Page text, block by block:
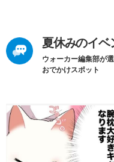
夏休みのイ
ウォーカー編集部が
おでかけスポット